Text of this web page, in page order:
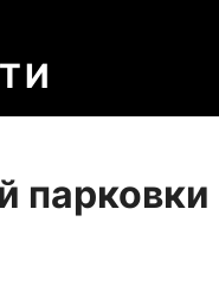
парковки